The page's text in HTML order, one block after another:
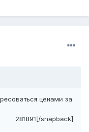
ценами за
281891[/snapback]